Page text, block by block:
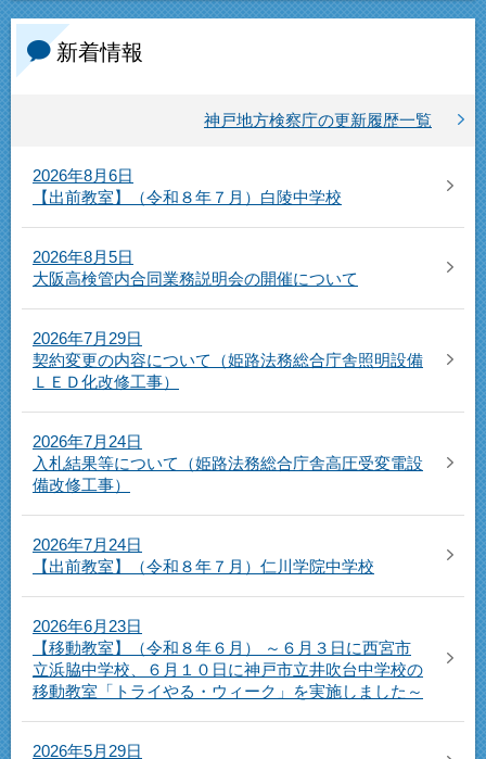
神戸地方検察庁の更新履歴一覧
新着情報
2026年8月6日
【出前教室】（令和８年７月）白陵中学校
2026年8月5日
大阪高検管内合同業務説明会の開催について
2026年7月29日
契約変更の内容について（姫路法務総合庁舎照明設備
ＬＥＤ化改修工事）
2026年7月24日
入札結果等について（姫路法務総合庁舎高圧受変電設
備改修工事）
2026年7月24日
【出前教室】（令和８年７月）仁川学院中学校
2026年6月23日
【移動教室】（令和８年６月） ～６月３日に西宮市
立浜脇中学校、６月１０日に神戸市立井吹台中学校の
移動教室「トライやる・ウィーク」を実施しました～
2026年5月29日